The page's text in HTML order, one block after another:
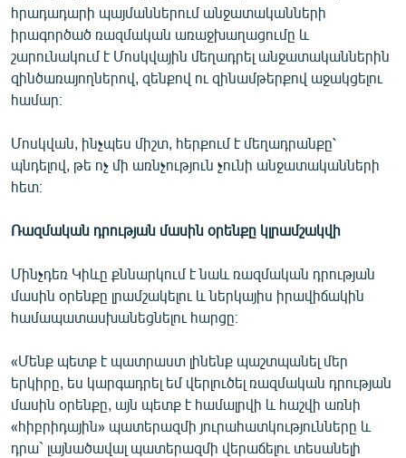
հրադադարի պայմաններում անջատականների
իրագործած ռազմական առաջխաղացումը և
շարունակում է Մոսկվային մեղադրել անջատականներին
զինծառայողներով, զենքով ու զինամթերքով աջակցելու
համար։
Մոսկվան, ինչպես միշտ, հերքում է մեղադրանքը՝
պնդելով, թե ոչ մի առնչություն չունի անջատականների
հետ։
Ռազմական դրության մասին օրենքը կլրամշակվի
Մինչդեռ Կիևը քննարկում է նաև ռազմական դրության
մասին օրենքը լրամշակելու և ներկայիս իրավիճակին
համապատասխանեցնելու հարցը։
«Մենք պետք է պատրաստ լինենք պաշտպանել մեր
երկիրը, ես կարգադրել եմ վերլուծել ռազմական դրության
մասին օրենքը, այն պետք է համալրվի և հաշվի առնի
«հիբրիդային» պատերազմի յուրահատկությունները և
դրա` լայնածավալ պատերազմի վերաճելու տեսանելի